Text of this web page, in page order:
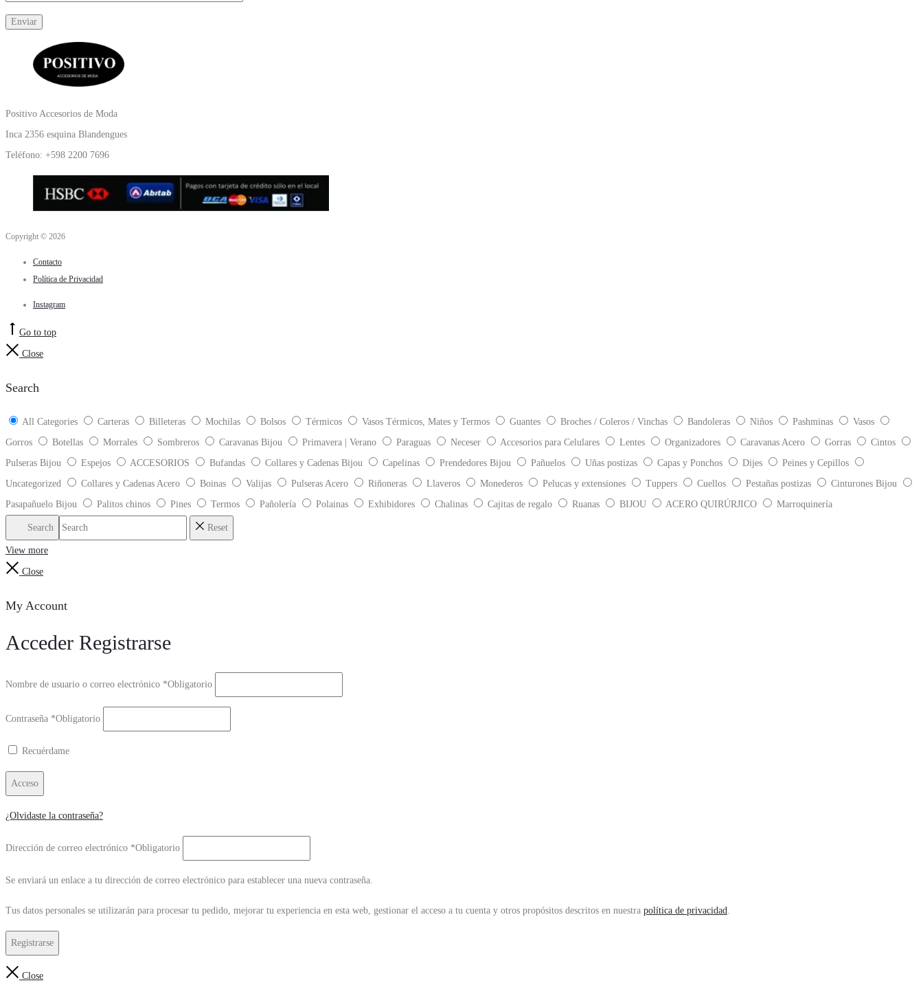
Positivo Accesorios de Moda
Inca 2356 esquina Blandengues
Teléfono: +598 2200 7696
Copyright © 2026
Contacto
Política de Privacidad
Instagram
Go to top
Close
Search
All Categories Carteras Billeteras Mochilas Bolsos Térmicos Vasos Térmicos, Mates y Termos Guantes Broches / Coleros / Vinchas Bandoleras Niños Pashminas
Vasos
Gorros
Botellas Morrales Sombreros Caravanas Bijou Primavera | Verano Paraguas Neceser Accesorios para Celulares Lentes Organizadores Caravanas Acero Gorras
Cintos
Pulseras Bijou
Espejos ACCESORIOS Bufandas Collares y Cadenas Bijou Capelinas Prendedores Bijou Pañuelos Uñas postizas Capas y Ponchos Dijes
Peines y Cepillos
Uncategorized
Collares y Cadenas Acero Boinas Valijas Pulseras Acero Riñoneras Llaveros Monederos Pelucas y extensiones Tuppers Cuellos Pestañas postizas
Cinturones Bijou
Pasapañuelo Bijou
Palitos chinos Pines Termos Pañolería Polainas Exhibidores Chalinas Cajitas de regalo Ruanas BIJOU ACERO QUIRÚRJICO Marroquinería
Search Reset
View more
Close
My Account
Acceder Registrarse
Nombre de usuario o correo electrónico *Obligatorio
Contraseña *Obligatorio
Recuérdame
Acceso
¿Olvidaste la contraseña?
Dirección de correo electrónico *Obligatorio
Se enviará un enlace a tu dirección de correo electrónico para establecer una nueva contraseña.
Tus datos personales se utilizarán para procesar tu pedido, mejorar tu experiencia en esta web, gestionar el acceso a tu cuenta y otros propósitos descritos en nuestra política de privacidad
Registrarse
Close